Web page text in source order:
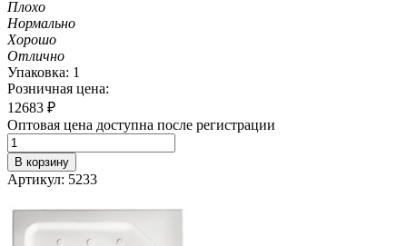
Плохо
Нормально
Хорошо
Отлично
Упаковка: 1
Розничная цена:
12683 ₽
Оптовая цена доступна после регистрации
В корзину
Артикул: 5233